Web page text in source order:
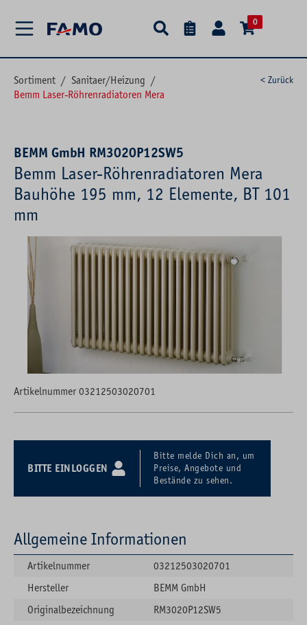
0
Sortiment / Sanitaer/Heizung /
Bemm Laser-Röhrenradiatoren Mera
< Zurück
BEMM GmbH RM3020P12SW5
Bemm Laser-Röhrenradiatoren Mera
Bauhöhe 195 mm, 12 Elemente, BT 101
mm
Bildergalerie überspringen
Artikelnummer 03212503020701
BITTE EINLOGGEN
Bitte melde Dich an, um
Preise, Angebote und
Bestände zu sehen.
Allgemeine Informationen
Artikelnummer
03212503020701
Hersteller
BEMM GmbH
Originalbezeichnung
RM3020P12SW5